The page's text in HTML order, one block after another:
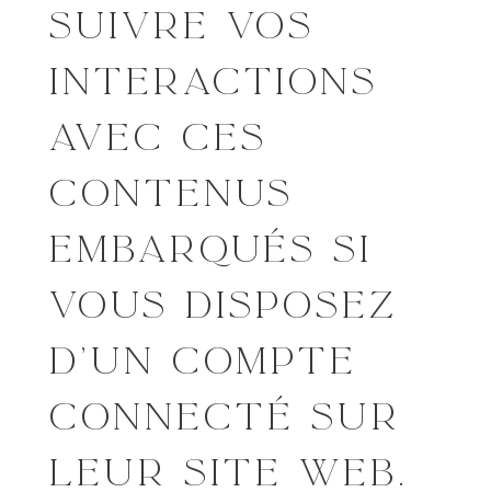
SUIVRE VOS
INTERACTIONS
AVEC CES
CONTENUS
EMBARQUÉS SI
VOUS DISPOSEZ
D’UN COMPTE
CONNECTÉ SUR
LEUR SITE WEB.